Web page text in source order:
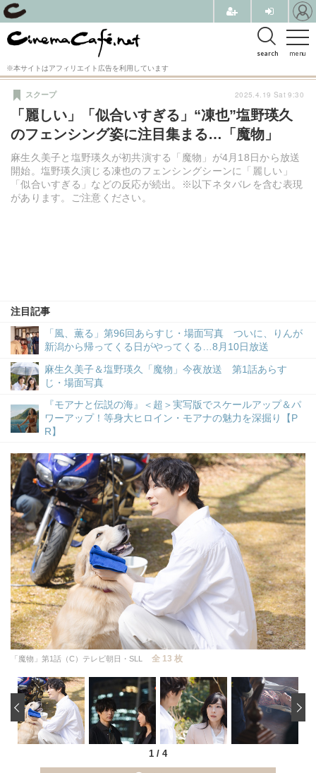
menu
search
※本サイトはアフィリエイト広告を利用しています
「麗しい」「似合いすぎる」“凍也”塩野瑛久
のフェンシング姿に注目集まる…「魔物」
麻生久美子と塩野瑛久が初共演する「魔物」が4月18日から放送
開始。塩野瑛久演じる凍也のフェンシングシーンに「麗しい」
「似合いすぎる」などの反応が続出。※以下ネタバレを含む表現
があります。ご注意ください。
スクープ
注目記事
「風、薫る」第96回あらすじ・場面写真 ついに、りんが
新潟から帰ってくる日がやってくる…8月10日放送
麻生久美子＆塩野瑛久「魔物」今夜放送 第1話あらす
じ・場面写真
『モアナと伝説の海』＜超＞実写版でスケールアップ＆パ
ワーアップ！等身大ヒロイン・モアナの魅力を深掘り【P
R】
2025.4.19 Sat 9:30
「魔物」第1話（C）テレビ朝日・SLL 全 13 枚
1 / 4
‹